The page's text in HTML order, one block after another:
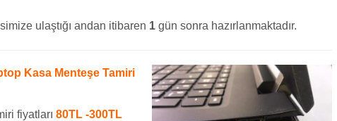
ulaştığı andan itibaren 1 gün sonra hazırlanmaktadır.
Kasa Menteşe Tamiri
fiyatları 80TL -300TL